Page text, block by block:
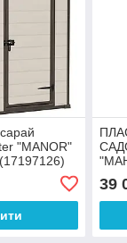
"MANOR"
39